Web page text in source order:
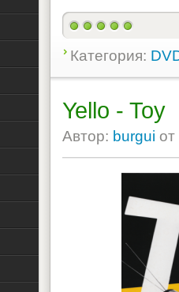
Категория:
Yello - Toy
Автор: burgui от